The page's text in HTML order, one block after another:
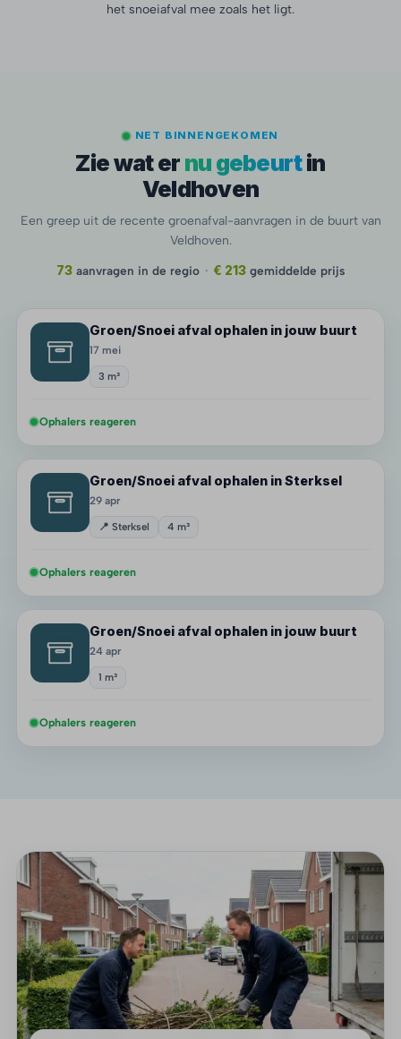
het snoeiafval mee zoals het ligt.
NET BINNENGEKOMEN
Zie wat er nu gebeurtin
Veldhoven
Een greep uit de recente groenafval-aanvragen in de buurt van
Veldhoven.
73aanvragen in de regio · € 213gemiddelde prijs
Groen/Snoei afval ophalen in jouw buurt
17 mei
3 m³
Ophalers reageren
Groen/Snoei afval ophalen in Sterksel
29 apr
📍 Sterksel 4 m³
Ophalers reageren
Groen/Snoei afval ophalen in jouw buurt
24 apr
1 m³
Ophalers reageren